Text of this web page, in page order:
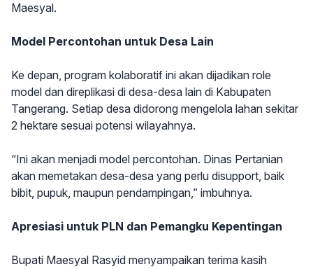
Maesyal.
Model Percontohan untuk Desa Lain
Ke depan, program kolaboratif ini akan dijadikan role
model dan direplikasi di desa-desa lain di Kabupaten
Tangerang. Setiap desa didorong mengelola lahan sekitar
2 hektare sesuai potensi wilayahnya.
“Ini akan menjadi model percontohan. Dinas Pertanian
akan memetakan desa-desa yang perlu disupport, baik
bibit, pupuk, maupun pendampingan,” imbuhnya.
Apresiasi untuk PLN dan Pemangku Kepentingan
Bupati Maesyal Rasyid menyampaikan terima kasih